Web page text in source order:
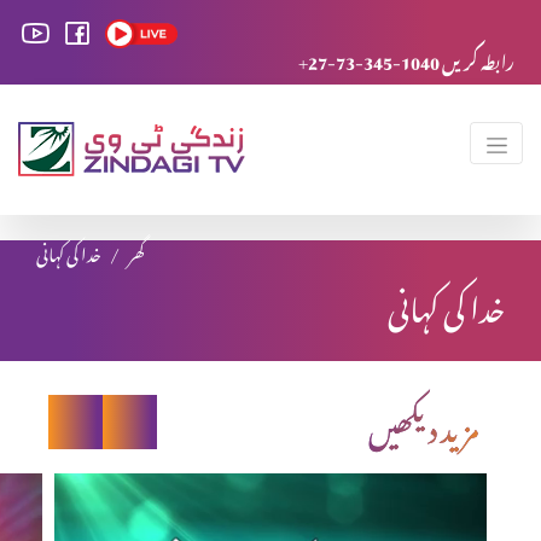
+27-73-345-1040 رابطہ کریں
گھر خدا کی کہانی
خدا کی کہانی
مزید دیکھیں